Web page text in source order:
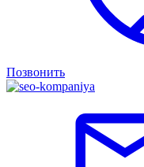
Позвонить